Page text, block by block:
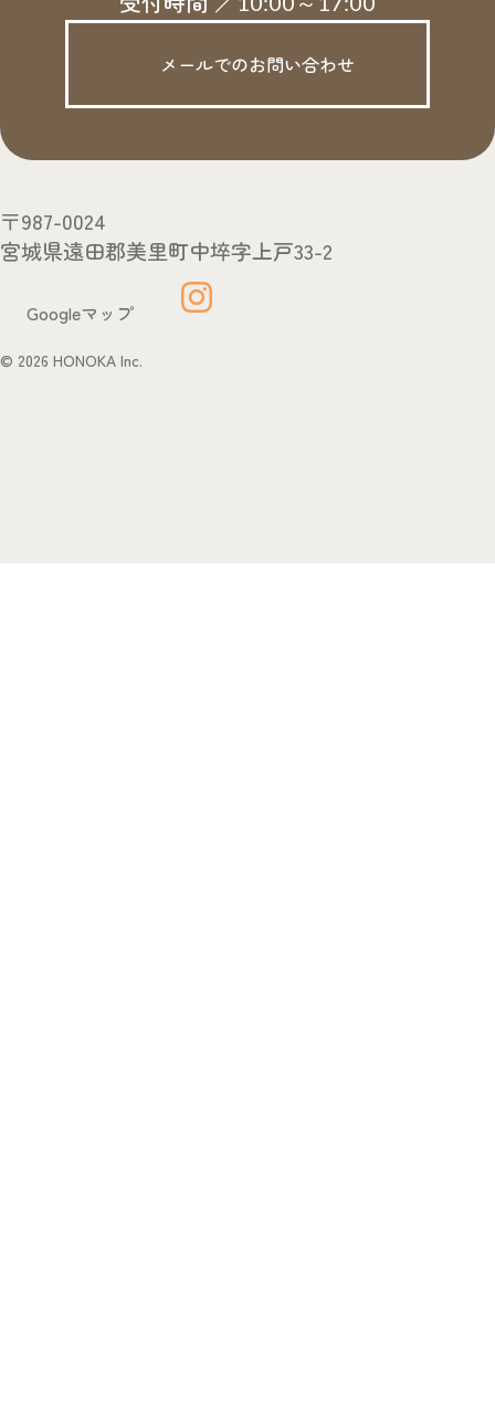
メールでのお問い合わせ
〒987-0024
宮城県遠田郡美里町中埣字上戸33-2
Googleマップ
© 2026 HONOKA Inc.